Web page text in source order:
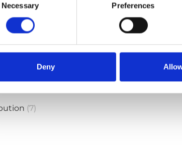
Necessary Preferences
Deny
(7)
(7)